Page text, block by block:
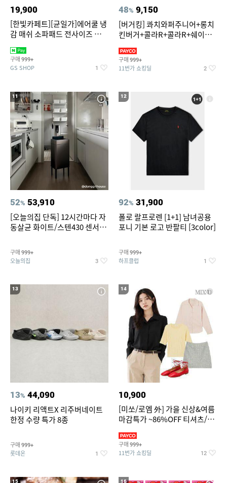
19,900
[한빛카페트][균일가]에어쿨 냉
감 매쉬 소파패드 전사이즈 균일
구매 999+
GS SHOP 1
48% 9,150
[버거킹] 콰치와퍼주니어+롱치
킨버거+콜라R+콜라R+쉐이킹
구매 999+
11번가 쇼킹딜 2
11
52% 53,910
[오늘의집 단독] 12시간마다 자
동살균 화이트/스텐430 센서휴
구매 999+
오늘의집 3
12
92% 31,900
폴로 랄프로렌 [1+1] 남녀공용
포니 기본 로고 반팔티 [3color]
구매 999+
하프클럽 1
13
13% 44,090
나이키 리액트X 리주버네이트
한정 수량 특가 8종
구매 999+
롯데온 1
14
10,900
[미쏘/로엠 外] 가을 신상&여름
마감특가 ~86%OFF 티셔츠/슬
구매 999+
11번가 쇼킹딜 12
15 16